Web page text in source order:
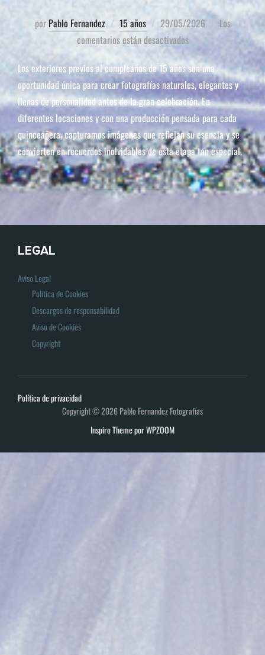
por Pablo Fernandez 15 años 29/05/2026
Los
comentarios están desactivados
Los exteriores previos al cumpleaños de 15 años son una
oportunidad única para crear fotografías naturales, elegantes y
llenas de personalidad antes de la gran celebración. En
diferentes locaciones y con una producción pensada para cada
quinceañera, capturamos imágenes que reflejan su esencia y se
convierten en recuerdos inolvidables de esta etapa tan especial.
LEGAL
Aviso Legal
Política de Cookies
Descargos de responsabilidad
Aviso de Cookies
Copyright
Política de privacidad
Copyright © 2026 Pablo Fernandez Fotografías
Inspiro ThemeporWPZOOM